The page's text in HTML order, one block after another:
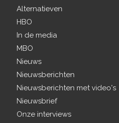
Alternatieven
HBO
In de media
MBO
Nieuws
Nieuwsberichten
Nieuwsberichten met video's
Nieuwsbrief
Onze interviews